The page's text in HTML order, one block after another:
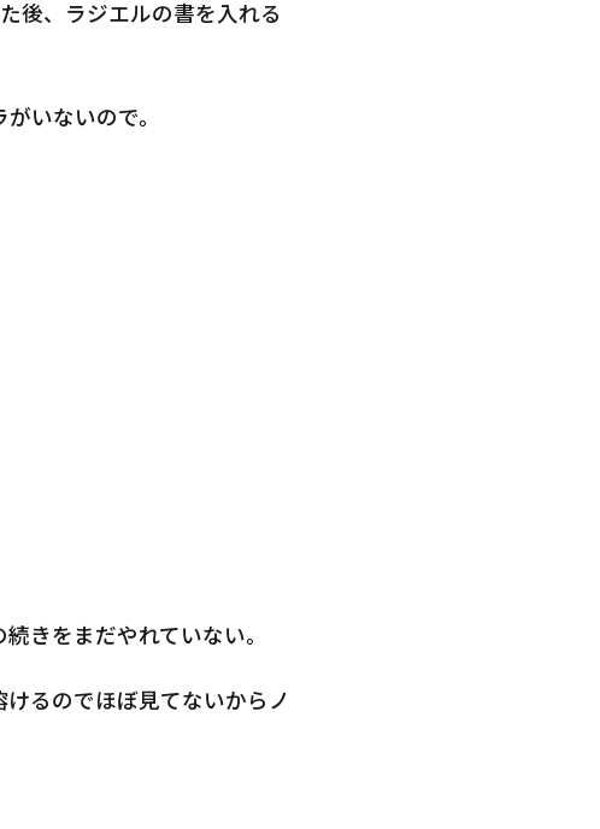
後、ラジエルの書を入れる
いないので。
きをまだやれていない。
るのでほぼ見てないからノ